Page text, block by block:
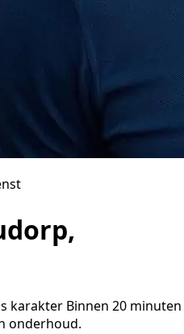
karakter Binnen 20 minuten
onderhoud.